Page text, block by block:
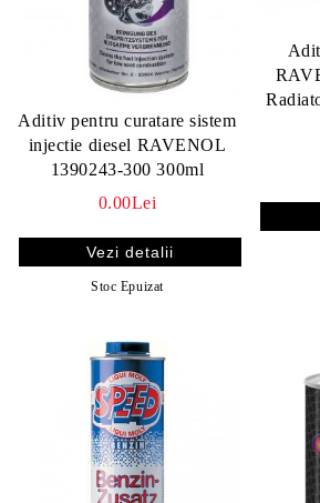
Aditiv pentru curatare sistem
injectie diesel RAVENOL
1390243-300 300ml
0.00Lei
Vezi detalii
Stoc Epuizat